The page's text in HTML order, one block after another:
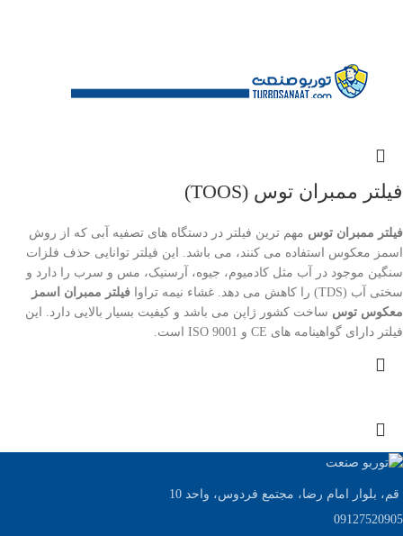
فیلتر ممبران توس (TOOS)
فیلتر ممبران توس مهم ترین فیلتر در دستگاه های تصفیه آبی که از روش
اسمز معکوس استفاده می کنند، می باشد. این فیلتر توانایی حذف فلزات
سنگین موجود در آب مثل کادمیوم، جیوه، آرسنیک، مس و سرب را دارد و
سختی آب (TDS) را کاهش می دهد. غشاء نیمه تراوا
فیلتر ممبران اسمز
معکوس توس ساخت کشور ژاپن می باشد و کیفیت بسیار بالایی دارد. این
فیلتر دارای گواهینامه های CE و ISO 9001 است.
قم، بلوار امام رضا، مجتمع فردوس، واحد 10
09127520905